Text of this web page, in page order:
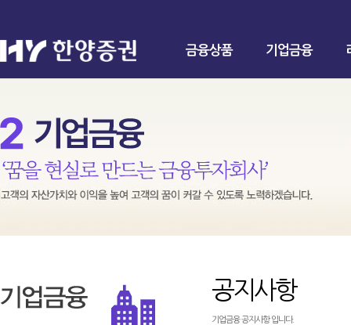
금융상품 기업금융
공지사항
기업금융 공지사항 입니다.